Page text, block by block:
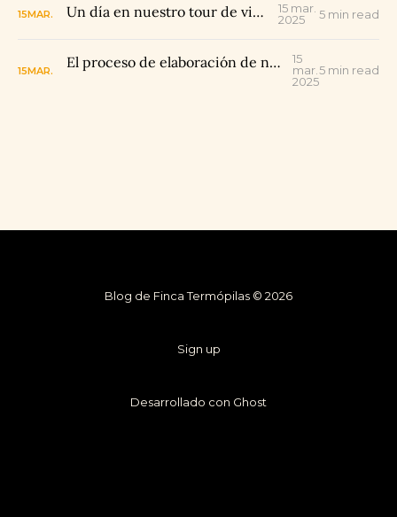
15MAR. Un día en nuestro tour de vino y cacao
15 mar.
2025
5 min read
15MAR. El proceso de elaboración de nuestro vino artesanal
15
mar.
2025
5 min read
Blog de Finca Termópilas © 2026
Sign up
Desarrollado con Ghost